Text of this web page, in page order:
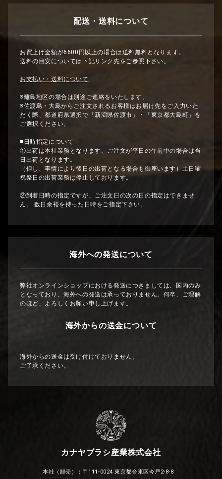
配送・送料について
お買上げ金額が6600円以上の場合は送料無料となります。
送料の目安については下記リンク先をご参照下さい。
お支払い・送料について
※離島地区の場合は別途ご連絡をいたします。
※佐渡島・大島からご注文されるお客様はお届け先をご入力いた
だく際、都道府県選択で「新潟県佐渡市」・「東京都大島町」を
ご選択ください。
■日時指定について
①出荷は本社業務となります。ご注文が平日の午前中の場合は当
日出荷となります。
（但し、事情により後日の出荷となる場合も御座います）土日曜
祝祭日の出荷業務は停止しております。
②到着日時の指定ですが、ご注文日の次の日の指定はできませ
ん。 数日余裕を持った日時をご指定下さい。
海外への発送について
弊社オンラインショップにおける発送につきましては、国内のみ
となっており、海外への発送は承っておりません。何卒、ご理解
のほど、よろしくお願い申し上げます。
海外からの送金について
海外からの送金は受け付けておりません。
ご了承ください。
カナヤブラシ産業株式会社
本社（卸売）：〒111-0024 東京都台東区今戸2-8-8